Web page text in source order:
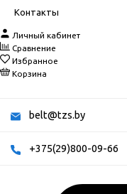
Контакты
Личный кабинет
Сравнение
Избранное
Корзина
belt@tzs.by
+375(29)800-09-66